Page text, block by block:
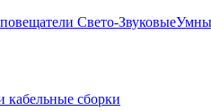
Свето-Звуковые
кабельные сборки